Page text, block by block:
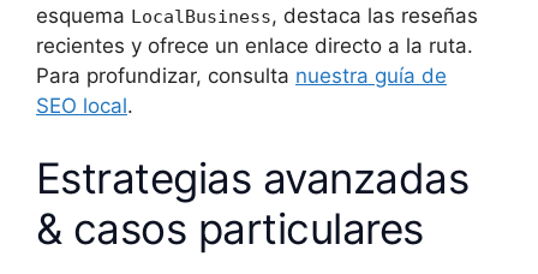
esquema LocalBusiness, destaca las reseñas
recientes y ofrece un enlace directo a la ruta.
Para profundizar, consulta nuestra guía de
SEO local.
Estrategias avanzadas
& casos particulares